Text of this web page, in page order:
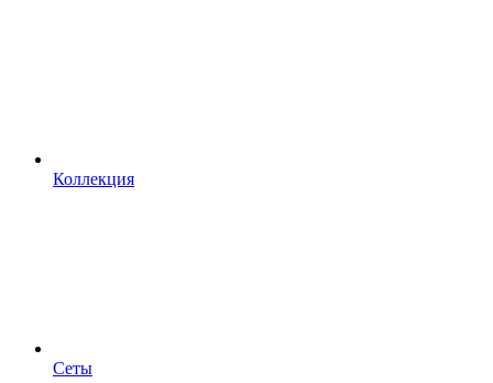
Коллекция
Сеты